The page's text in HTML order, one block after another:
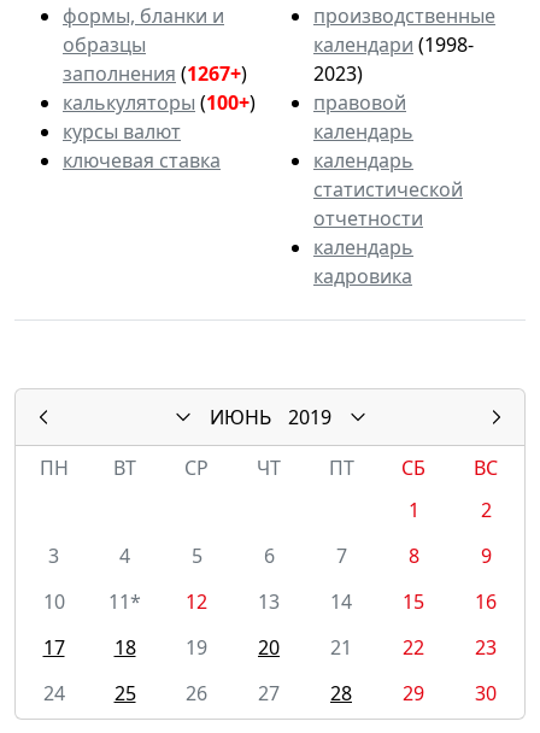
формы, бланки и
образцы
заполнения (1267+)
калькуляторы (100+)
курсы валют
ключевая ставка
производственные
календари (1998-
2023)
правовой
календарь
календарь
статистической
отчетности
календарь
кадровика
ИЮНЬ
2019
ПН
ВТ СР ЧТ ПТ СБ
ВС
1
2
3
4 5 6 7 8
9
10
11* 12 13 14 15
16
17
18 19 20 21 22
23
24
25 26 27 28 29 30